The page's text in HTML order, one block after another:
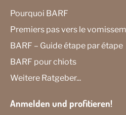
Pourquoi BARF
Premiers pas vers le
BARF – Guide étape par étape
BARF pour chiots
Weitere Ratgeber...
Anmelden und profitieren!